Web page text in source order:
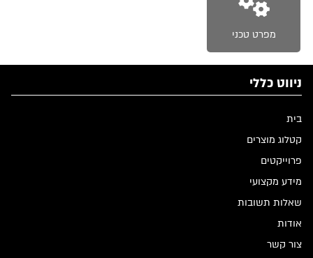
מפרט טכני
ניווט כללי
בית
קטלוג מוצרים
פרוייקטים
מידע מקצועי
שאלות תשובות
אודות
צור קשר